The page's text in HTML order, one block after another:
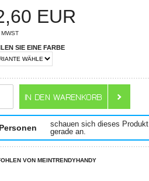
EUR
SIE EINE FARBE
schauen sich dieses Produkt
gerade an.
VON MEINTRENDYHANDY